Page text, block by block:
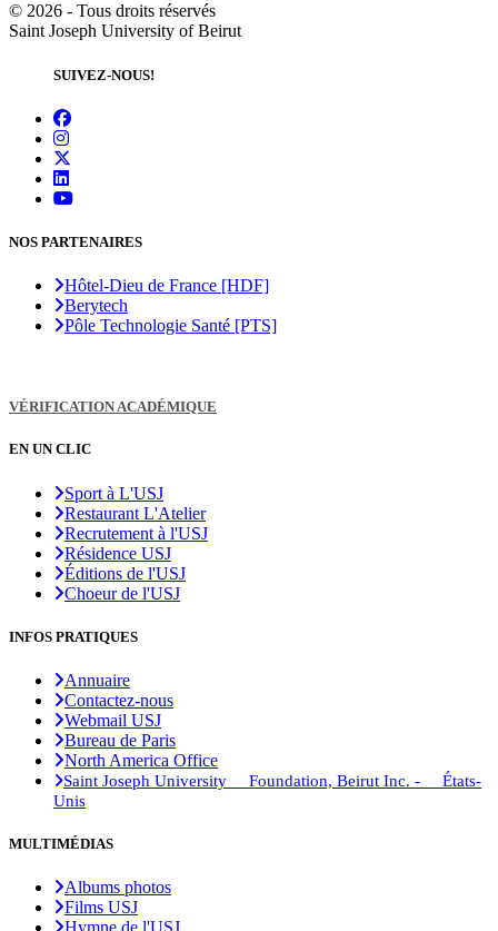
© 2026 - Tous droits réservés
Saint Joseph University of Beirut
SUIVEZ-NOUS!
NOS PARTENAIRES
Hôtel-Dieu de France [HDF]
Berytech
Pôle Technologie Santé [PTS]
VÉRIFICATION ACADÉMIQUE
EN UN CLIC
Sport à L'USJ
Restaurant L'Atelier
Recrutement à l'USJ
Résidence USJ
Éditions de l'USJ
Choeur de l'USJ
INFOS PRATIQUES
Annuaire
Contactez-nous
Webmail USJ
Bureau de Paris
North America Office
Saint Joseph University Foundation, Beirut Inc. - États-
Unis
MULTIMÉDIAS
Albums photos
Films USJ